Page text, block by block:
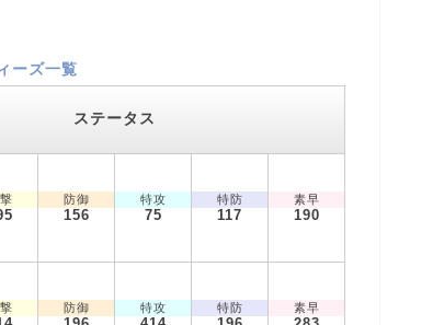
ーズ一覧
ステータス
防御
156
特攻
75
特防
117
素早
190
防御 特攻 特防 素早